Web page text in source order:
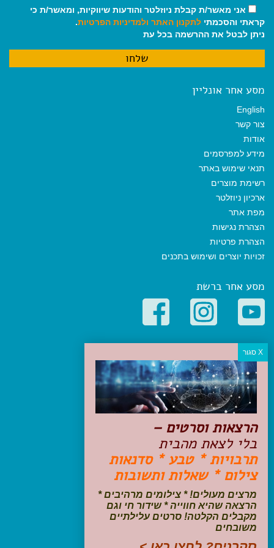
אני מאשר/ת קבלת ניוזלטר והודעות שיווקיות, ומאשר/ת כי
קראתי והסכמתי לתקנון האתר ולמדיניות הפרטיות.
ניתן לבטל את ההרשמה בכל עת
מסע אחר אונליין
English
צור קשר
אודות
מידע למפרסמים
תנאי שימוש באתר
רשימת מוצרים
ארכיון ניוזלטר
מפת אתר
הצהרת נגישות
הצהרת פרטיות
זכויות יוצרים ושימוש בתכנים
מסע אחר ברשת
קטגוריות פופולריות
יעדים
טיולים בישראל
מלונות בוטיק בישראל
טיפים והמלצות
הכנות לנסיעה
טיולי ג'יפים
טיולים עם ילדים
שייט, הפלגות, קרוזים
עקבו אחרינו בפייסבוק
הרצאות וסרטים –
בלי לצאת מהבית
תרבויות * טבע * סדנאות
צילום * שאלות ותשובות
מרצים מעולים! * צילומים מרהיבים *
הרצאה שהיא חווייה * שידור חי וגם
מקבלים הקלטה! סרטים עלילתיים
משובחים